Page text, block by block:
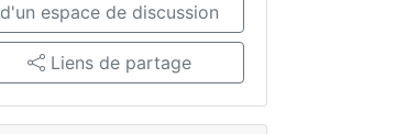
d'un espace de discussion
Liens de partage